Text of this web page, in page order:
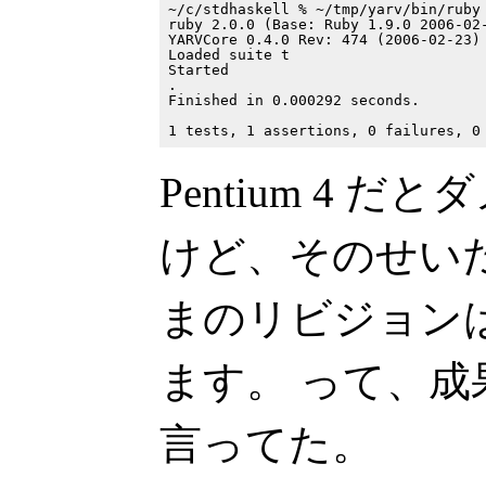
~/c/stdhaskell % ~/tmp/yarv/bin/
ruby 2.0.0 (Base: Ruby 1.9.0 2006-
YARVCore 0.4.0 Rev: 474 (2006-02-
Loaded suite t
Started
.
Finished in 0.000292 seconds.
Pentium 4 だと
けど、そのせい
まのリビジョン
ます。 って、
言ってた。